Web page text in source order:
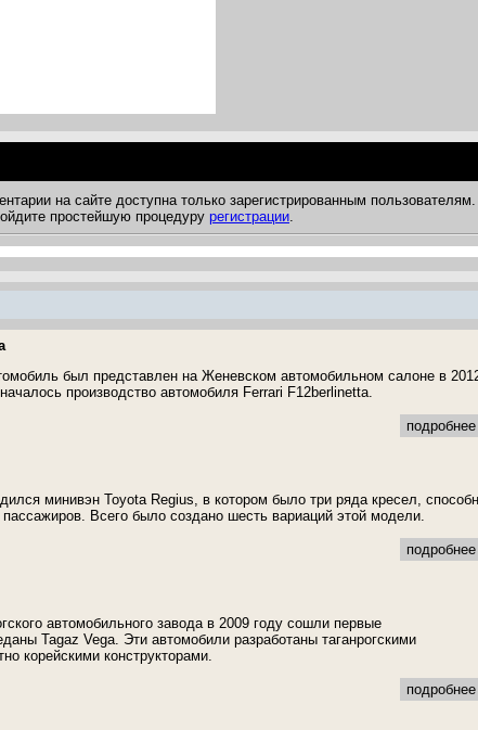
на сайте доступна только зарегистрированным пользователям.
простейшую процедуру регистрации.
был представлен на Женевском автомобильном салоне в
производство автомобиля Ferrari F12berlinetta.
минивэн Toyota Regius, в котором было три ряда кресел,
Всего было создано шесть вариаций этой модели.
автомобильного завода в 2009 году сошли первые
Tagaz Vega. Эти автомобили разработаны таганрогскими
корейскими конструкторами.